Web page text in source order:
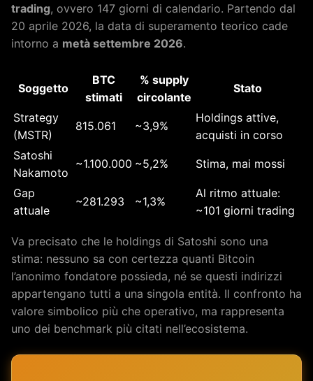
trading, ovvero 147 giorni di calendario. Partendo dal
20 aprile 2026, la data di superamento teorico cade
intorno a metà settembre 2026.
Soggetto
BTC
stimati
% supply
circolante
Stato
Strategy
(MSTR)
815.061 ~3,9%
Holdings attive,
acquisti in corso
Satoshi
Nakamoto
~1.100.000 ~5,2% Stima, mai mossi
Gap
attuale
~281.293 ~1,3%
Al ritmo attuale:
~101 giorni trading
Va precisato che le holdings di Satoshi sono una
stima: nessuno sa con certezza quanti Bitcoin
l’anonimo fondatore possieda, né se questi indirizzi
appartengano tutti a una singola entità. Il confronto ha
valore simbolico più che operativo, ma rappresenta
uno dei benchmark più citati nell’ecosistema.